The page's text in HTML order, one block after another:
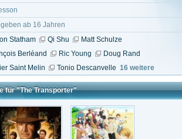
ab 16 Jahren
Statham Qi Shu
Matt Schulze
Berléand
Ric Young
Doug Rand
Saint Melin
Tonio Descanvelle 16 weitere
für "The Transporter"